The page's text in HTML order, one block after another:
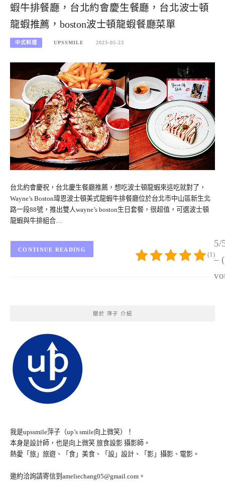
蝦牛排餐廳，台北約會慶生餐廳，台北波士頓
龍蝦推薦，boston波士頓龍蝦餐廳菜單
中式料理 UPSSMILE 2023-05-23
台北約會慶祝，台北慶生餐廳推薦，想吃波士頓龍蝦來這吃就對了，
Wayne’s Boston瑋恩波士頓美式龍蝦牛排餐廳位於台北市中山區新生北
路一段88號，推出雙人wayne’s boston生日套餐，很超值，可選波士頓
龍蝦與牛排組合…
5/
–
(1)
CONTINUE READING
關於 萍子 介紹
我是upssmile萍子（up’s smile向上微笑）！
本身是設計師，也是向上微笑 旅食設影 攝影師。
熱愛「旅」旅遊、「食」美食、「設」設計、「影」攝影、電影。
邀約洽詢請寄信到ameliechang05@gmail.com。